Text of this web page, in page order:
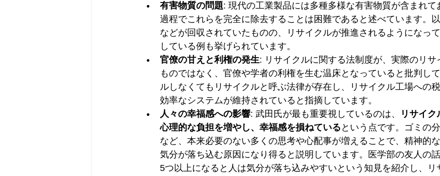
有害物質の問題: 現代の工業製品には多種多様な有害物質が含まれて
過程でこれらを完全に除去することは困難であると述べています。
などが回収されていたものの、リサイクルが推進されるようになっ
している例も挙げられています。
官僚の甘えと利権の発生: リサイクルに関する法制度が、実際のリサ
ものではなく、官僚や学者の利権を生む温床となっていると批判し
ルしなくてもリサイクルと呼ぶ法律が存在し、リサイクル工場への
効率なシステムが維持されていると指摘しています。
人々の幸福感への影響: 武田氏が最も重要視しているのは、
リサイ
心理的な負担を増やし、幸福感を損ねている という点です。ゴミの
など、本来必要のない多くの思考や心配事が増えることで、精神的な
気分が落ち込む原因になり得ると説明しています。医学部の友人の
5つ以上になると人は気分が落ち込みやすいという知見を紹介し、リ